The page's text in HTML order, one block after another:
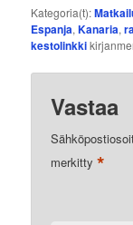
Kategoria(t):
Espanja,Kanaria,
kestolinkki
Vastaa
merkitty*